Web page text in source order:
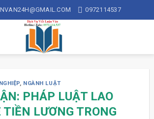
0972114537
, NGÀNH LUẬT
PHÁP LUẬT LAO
LƯƠNG TRONG